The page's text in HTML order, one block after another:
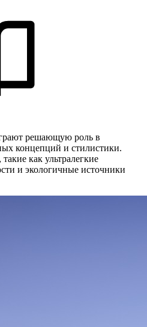
решающую роль в
концепций и стилистики.
как ультралегкие
и экологичные источники